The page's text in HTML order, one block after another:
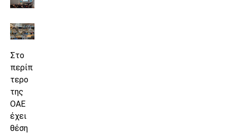
Στο
περίπ
τερο
της
ΟΑΕ
έχει
θέση